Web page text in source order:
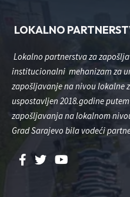
LOKALNO
Lokalno partnerstva za
institucionalni mehanizam za
zapošljavanje na nivou lokalne
uspostavljen 2018.godine
zapošljavanja na lokalnom
Grad Sarajevo bila vodeći